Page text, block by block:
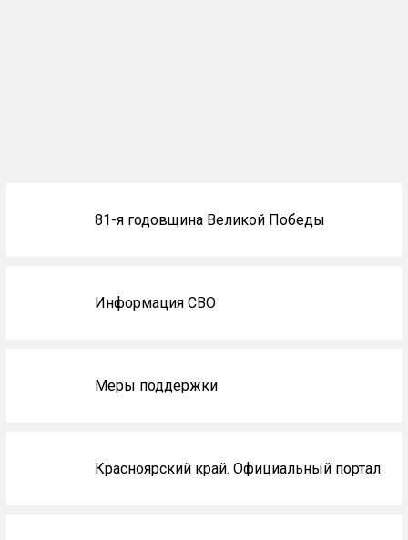
81-я годовщина Великой Победы
Информация СВО
Меры поддержки
Красноярский край. Официальный портал